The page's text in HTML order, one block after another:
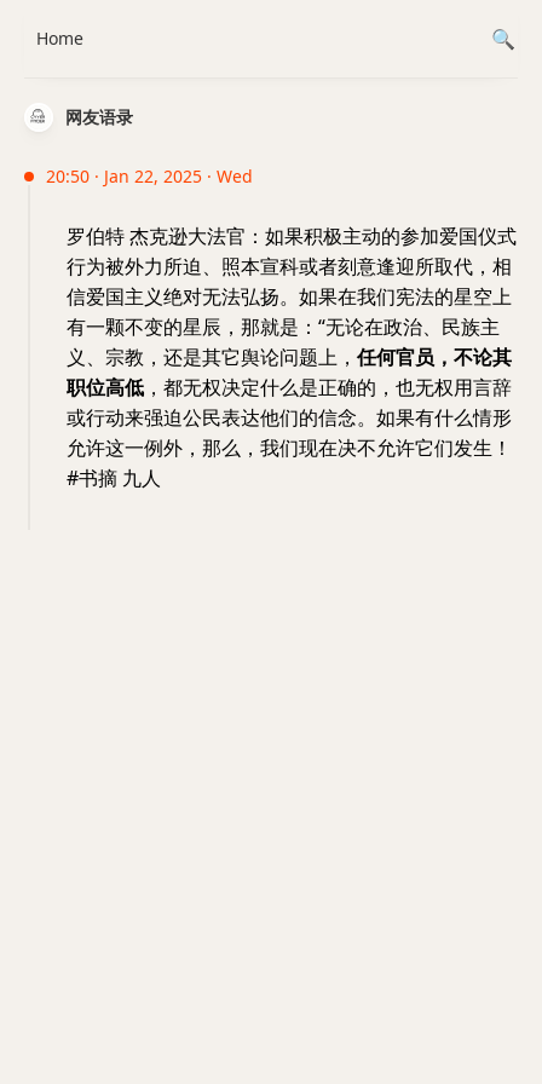
网友语录
20:50 · Jan 22, 2025 · Wed
罗伯特 杰克逊大法官：如果积极主动的参加爱国仪式
行为被外力所迫、照本宣科或者刻意逢迎所取代，相
信爱国主义绝对无法弘扬。如果在我们宪法的星空上
有一颗不变的星辰，那就是：“无论在政治、民族主
义、宗教，还是其它舆论问题上， 任何官员，不论其
职位高低 ，都无权决定什么是正确的，也无权用言辞
或行动来强迫公民表达他们的信念。如果有什么情形
允许这一例外，那么，我们现在决不允许它们发生！
#书摘 九人
Home